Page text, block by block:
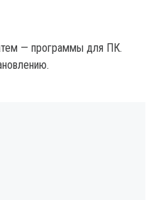
— программы для ПК.